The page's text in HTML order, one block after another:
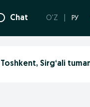
Chat O'Z РУ